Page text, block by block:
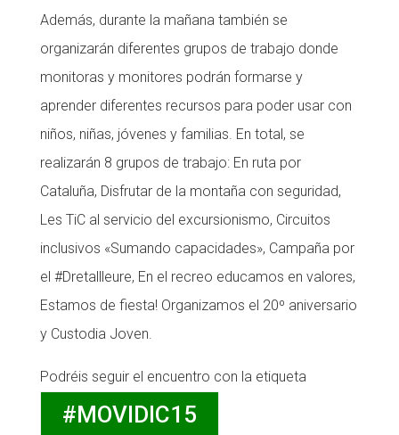
Además, durante la mañana también se
organizarán diferentes grupos de trabajo donde
monitoras y monitores podrán formarse y
aprender diferentes recursos para poder usar con
niños, niñas, jóvenes y familias. En total, se
realizarán 8 grupos de trabajo: En ruta por
Cataluña, Disfrutar de la montaña con seguridad,
Les TiC al servicio del excursionismo, Circuitos
inclusivos «Sumando capacidades», Campaña por
el #Dretallleure, En el recreo educamos en valores,
Estamos de fiesta! Organizamos el 20º aniversario
y Custodia Joven.
Podréis seguir el encuentro con la etiqueta
#MOVIDIC15